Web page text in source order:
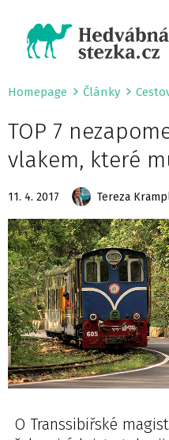
Homepage Články
TOP 7
vlakem, které
11. 4. 2017 Tereza
O Transsibiřské